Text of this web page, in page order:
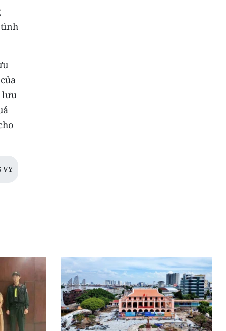
tình
lưu
VY